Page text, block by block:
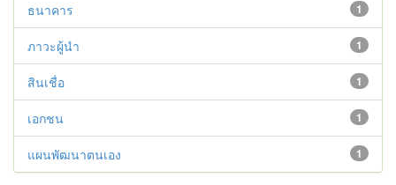
1
ธนาคาร
1
ภาวะผู้นำ
1
สินเชื่อ
1
เอกชน
1
แผนพัฒนาตนเอง